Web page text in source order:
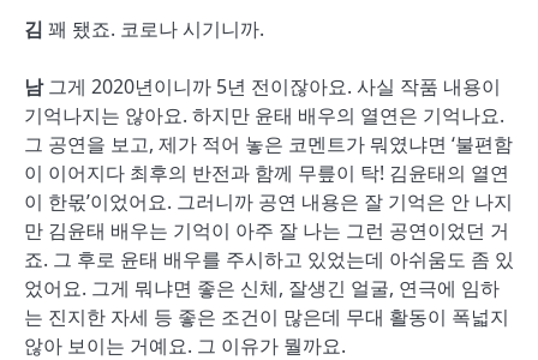
김 꽤 됐죠. 코로나 시기니까.
남그게 2020년이니까 5년 전이잖아요. 사실 작품 내용이
기억나지는 않아요. 하지만 윤태 배우의 열연은 기억나요.
그 공연을 보고, 제가 적어 놓은 코멘트가 뭐였냐면 ‘불편함
이 이어지다 최후의 반전과 함께 무릎이 탁! 김윤태의 열연
이 한몫’이었어요. 그러니까 공연 내용은 잘 기억은 안 나지
만 김윤태 배우는 기억이 아주 잘 나는 그런 공연이었던 거
죠. 그 후로 윤태 배우를 주시하고 있었는데 아쉬움도 좀 있
었어요. 그게 뭐냐면 좋은 신체, 잘생긴 얼굴, 연극에 임하
는 진지한 자세 등 좋은 조건이 많은데 무대 활동이 폭넓지
않아 보이는 거예요. 그 이유가 뭘까요.